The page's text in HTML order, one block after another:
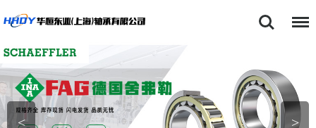
>
<
SKF轴承
NSK轴承
FAG轴承